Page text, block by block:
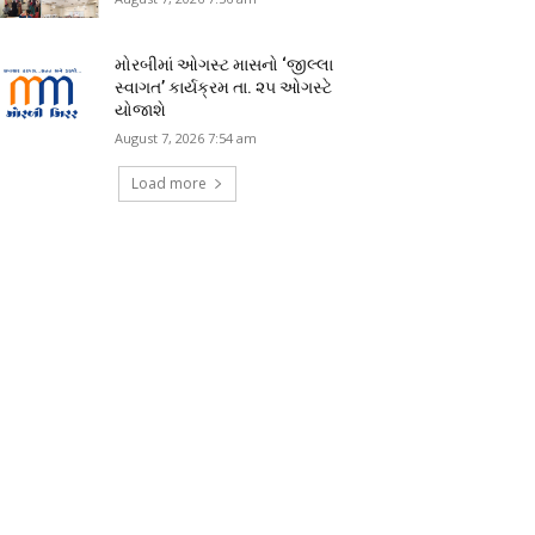
મોરબીમાં ઓગસ્ટ માસનો ‘જીલ્લા
સ્વાગત’ કાર્યક્રમ તા. ૨૫ ઓગસ્ટે
યોજાશે
August 7, 2026 7:54 am
Load more